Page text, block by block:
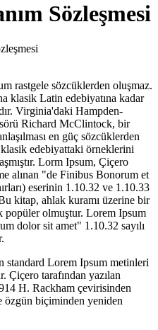
Sözleşmesi
rastgele sözcüklerden oluşmaz.
klasik Latin edebiyatına kadar
Virginia'daki Hampden-
Richard McClintock, bir
en güç sözcüklerden
edebiyattaki örneklerini
Lorm Ipsum, Çiçero
alınan "de Finibus Bonorum et
eserinin 1.10.32 ve 1.10.33
kitap, ahlak kuramı üzerine bir
popüler olmuştur. Lorem Ipsum
dolor sit amet" 1.10.32 sayılı
standard Lorem Ipsum metinleri
tarafından yazılan
H. Rackham çevirisinden
özgün biçiminden yeniden